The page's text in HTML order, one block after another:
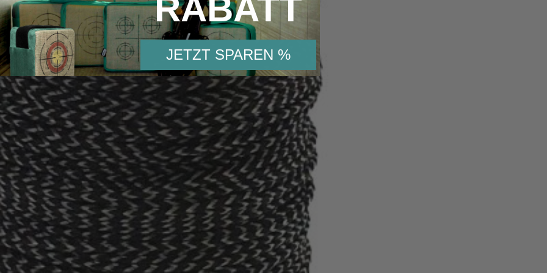
RABATT
JETZT SPAREN %